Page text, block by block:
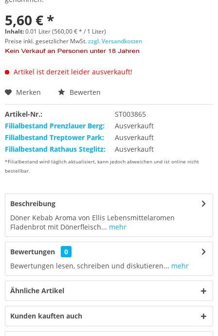
5,60 € *
Inhalt:0.01 Liter (560,00 € * / 1 Liter)
Preise inkl. gesetzlicher MwSt.zzgl. Versandkosten
Artikel ist derzeit leider ausverkauft!
Merken Bewerten
Artikel-Nr.:
ST003865
Filialbestand Prenzlauer Berg:
Ausverkauft
Filialbestand Treptower Park:
Ausverkauft
Filialbestand Rathaus Steglitz:
Ausverkauft
*Filialbestand wird täglich aktualisiert, kann jedoch abweichen und ist online nicht
bestellbar.
Beschreibung
Döner Kebab Aroma von Ellis Lebensmittelaromen
Fladenbrot mit Dönerfleisch... mehr
Bewertungen
0
Bewertungen lesen, schreiben und diskutieren... mehr
Ähnliche Artikel
Kunden kauften auch